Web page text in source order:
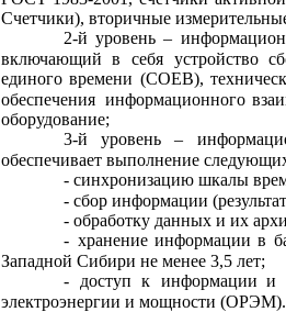
Счетчики), вторичные
2-й уровень –
включающий в себя устройство
единого времени (СОЕВ),
обеспечения информационного
оборудование;
3-й
уровень –
обеспечивает выполнение
- синхронизацию шкалы
- сбор информации
- обработку данных и их
- хранение информации в
Западной Сибири не менее 3,5 лет;
-
доступ к информации и
электроэнергии и мощности (ОРЭМ).